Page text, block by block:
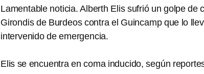
Lamentable noticia. Alberth Elis sufrió un golpe de
Girondis de Burdeos contra el Guincamp que lo
intervenido de emergencia.
Elis se encuentra en coma inducido, según